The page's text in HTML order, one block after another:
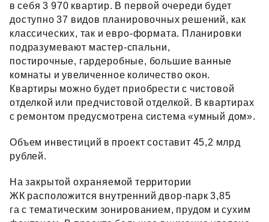
в себя 3 970 квартир. В первой очереди будет
доступно 37 видов планировочных решений, как
классических, так и евро‑формата. Планировки
подразумевают мастер‑спальни,
постирочные, гардеробные, большие ванные
комнаты и увеличенное количество окон.
Квартиры можно будет приобрести с чистовой
отделкой или предчистовой отделкой. В квартирах
с ремонтом предусмотрена система «умный дом».
Объем инвестиций в проект составит 45,2 млрд
рублей.
На закрытой охраняемой территории
ЖК расположится внутренний двор‑парк 3,85
га с тематическим зонированием, прудом и сухим